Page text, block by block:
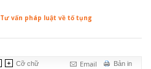
Tư vấn pháp luật về tố tụng
Bản in
Email
Cỡ chữ